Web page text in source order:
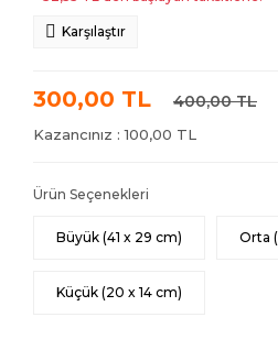
Karşılaştır
300,00 TL 400,00 TL
Kazancınız : 100,00 TL
Ürün Seçenekleri
Büyük (41 x 29 cm) Orta
Küçük (20 x 14 cm)